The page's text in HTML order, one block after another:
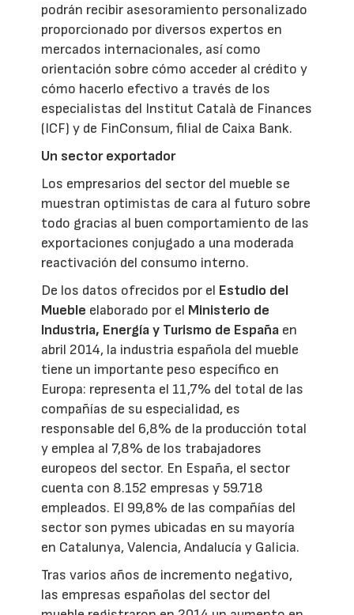
podrán recibir asesoramiento personalizado
proporcionado por diversos expertos en
mercados internacionales, así como
orientación sobre cómo acceder al crédito y
cómo hacerlo efectivo a través de los
especialistas del Institut Català de Finances
(ICF) y de FinConsum, filial de Caixa Bank.
Un sector exportador
Los empresarios del sector del mueble se
muestran optimistas de cara al futuro sobre
todo gracias al buen comportamiento de las
exportaciones conjugado a una moderada
reactivación del consumo interno.
De los datos ofrecidos por el Estudio del
Mueble elaborado por el Ministerio de
Industria, Energía y Turismo de España en
abril 2014, la industria española del mueble
tiene un importante peso específico en
Europa: representa el 11,7% del total de las
compañías de su especialidad, es
responsable del 6,8% de la producción total
y emplea al 7,8% de los trabajadores
europeos del sector. En España, el sector
cuenta con 8.152 empresas y 59.718
empleados. El 99,8% de las compañías del
sector son pymes ubicadas en su mayoría
en Catalunya, Valencia, Andalucía y Galicia.
Tras varios años de incremento negativo,
las empresas españolas del sector del